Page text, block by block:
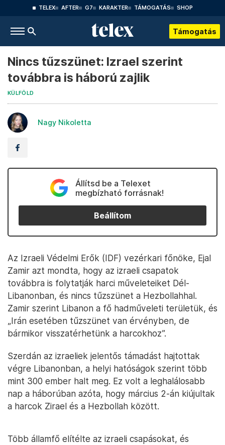
TELEX AFTER G7 KARAKTER TÁMOGATÁS SHOP
Támogatás
Nincs tűzszünet: Izrael szerint
továbbra is háború zajlik
KÜLFÖLD
Nagy Nikoletta
Állítsd be a Telexet
megbízható forrásnak!
Beállítom
Az Izraeli Védelmi Erők (IDF) vezérkari főnöke, Ejal
Zamir azt mondta, hogy az izraeli csapatok
továbbra is folytatják harci műveleteiket Dél-
Libanonban, és nincs tűzszünet a Hezbollahhal.
Zamir szerint Libanon a fő hadműveleti területük, és
„Irán esetében tűzszünet van érvényben, de
bármikor visszatérhetünk a harcokhoz”.
Szerdán az izraeliek jelentős támadást hajtottak
végre Libanonban, a helyi hatóságok szerint több
mint 300 ember halt meg. Ez volt a leghalálosabb
nap a háborúban azóta, hogy március 2-án kiújultak
a harcok Zirael és a Hezbollah között.
Több államfő elítélte az izraeli csapásokat, és